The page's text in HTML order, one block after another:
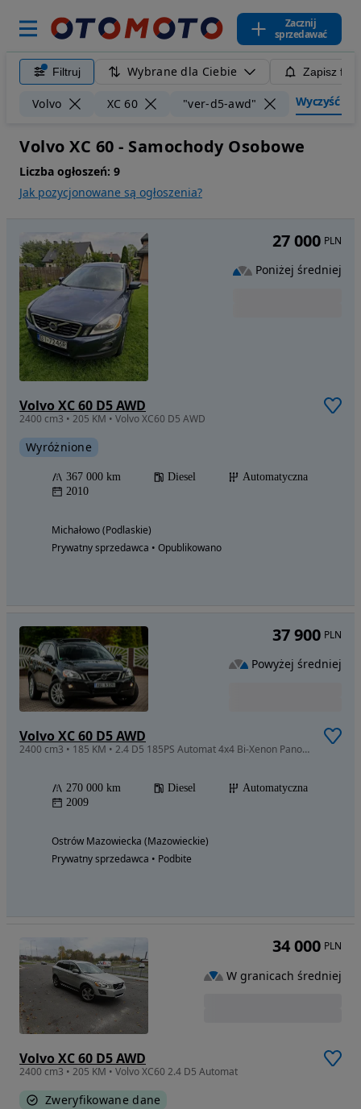
Zacznij
sprzedawać
Filtruj Wybrane dla Ciebie Zapisz
Volvo XC 60 "ver-d5-awd" Wyczyść
Volvo XC 60 - Samochody Osobowe
Liczba ogłoszeń: 9
Jak pozycjonowane są ogłoszenia?
Volvo XC 60 D5 AWD
2400 cm3 • 205 KM • Volvo XC60 D5 AWD
Wyróżnione
367 000 km Diesel
Automatyczna
2010
Michałowo (Podlaskie)
Prywatny sprzedawca • Opublikowano
27 000 PLN
Poniżej średniej
Volvo XC 60 D5 AWD
2400 cm3 • 185 KM • 2.4 D5 185PS Automat 4x4 Bi-Xenon Panorama ACC Blis Seriws z NIEMIEC
270 000 km Diesel
Automatyczna
2009
Ostrów Mazowiecka (Mazowieckie)
Prywatny sprzedawca • Podbite
37 900 PLN
Powyżej średniej
Volvo XC 60 D5 AWD
2400 cm3 • 205 KM • Volvo XC60 2.4 D5 Automat
Zweryfikowane dane
34 000 PLN
W granicach średniej